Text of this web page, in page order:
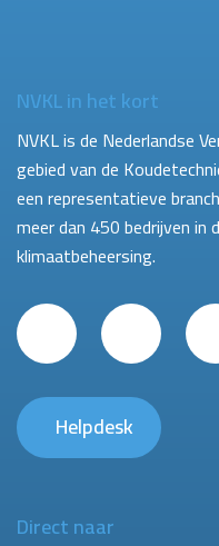
NVKL in het kort
NVKL is de Nederlandse
gebied van de
een representatieve
meer dan 450 bedrijven in
klimaatbeheersing.
Helpdesk
Direct naar